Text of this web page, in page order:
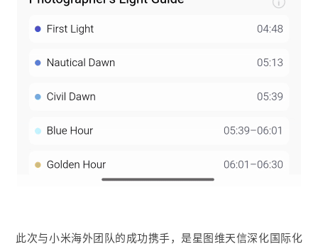
此次与小米海外团队的成功携手，是星图维天信深化国际化